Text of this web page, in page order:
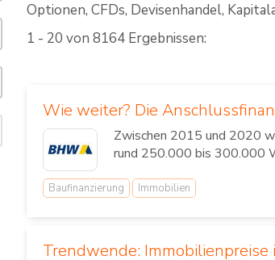
Optionen, CFDs, Devisenhandel,
1 - 20 von 8164 Ergebnissen:
Wie weiter? Die
Zwischen 2015 und 2020
rund 250.000 bis 300.000
Baufinanzierung Immobilien
Trendwende: